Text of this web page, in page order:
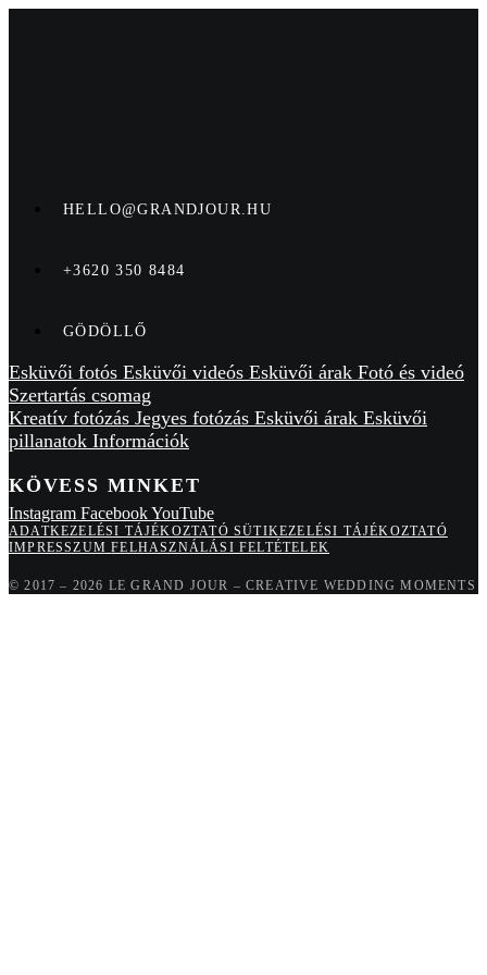
HELLO@GRANDJOUR.HU
+3620 350 8484
GÖDÖLLŐ
Esküvői fotós Esküvői videós Esküvői árak Fotó és videó
Szertartás csomag
Kreatív fotózás Jegyes fotózás Esküvői árak Esküvői
pillanatok Információk
KÖVESS MINKET
Instagram FacebookYouTube
ADATKEZELÉSI TÁJÉKOZTATÓ SÜTIKEZELÉSI TÁJÉKOZTATÓ
IMPRESSZUMFELHASZNÁLÁSI FELTÉTELEK
© 2017 – 2026 LE GRAND JOUR – CREATIVE WEDDING MOMENTS